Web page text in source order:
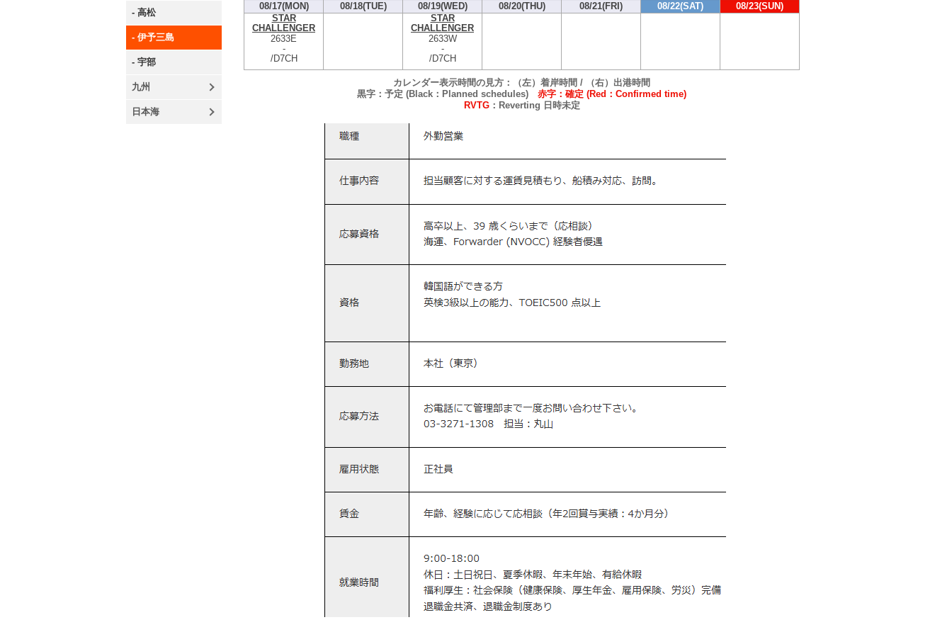
- 高松
- 伊予三島
- 宇部
九州
日本海
08/17(MON)
08/18(TUE) 08/19(WED) 08/20(THU) 08/21(FRI) 08/22(SAT)
08/23(SUN)
STAR
CHALLENGER
2633E
-
/D7CH
STAR
CHALLENGER
2633W
-
/D7CH
カレンダー表示時間の見方：（左）着岸時間 / （右）出港時間
黒字：予定 (Black：Planned schedules) 赤字：確定 (Red：Confirmed time)
RVTG：Reverting 日時未定